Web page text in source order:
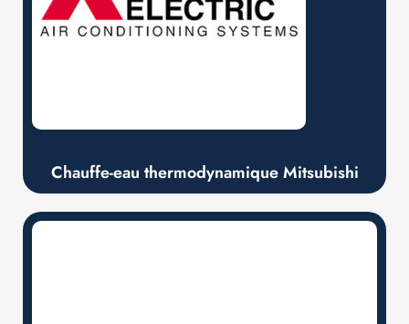
Chauffe-eau thermodynamique Mitsubishi